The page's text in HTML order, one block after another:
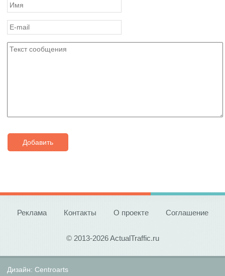
Добавить
Реклама Контакты О проекте Соглашение
© 2013-2026 ActualTraffic.ru
Дизайн: Centroarts